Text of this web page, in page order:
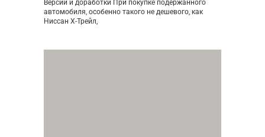
Версии и доработки При покупке подержанного
автомобиля, особенно такого не дешевого, как
Ниссан Х-Трейл,